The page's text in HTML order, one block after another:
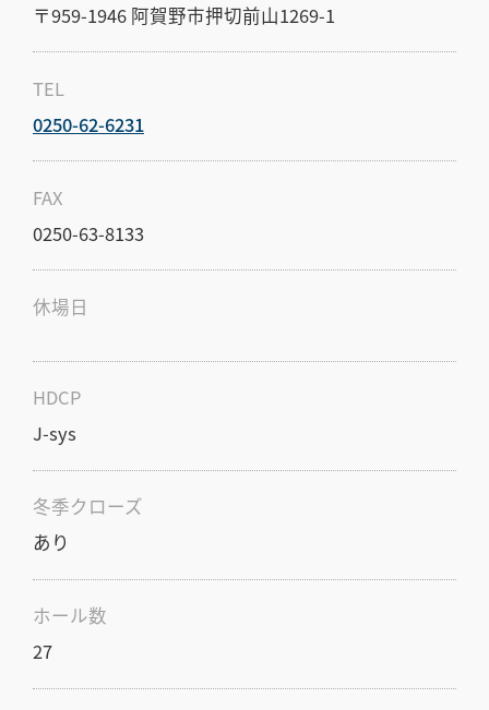
〒959-1946 阿賀野市押切前山1269-1
TEL
0250-62-6231
FAX
0250-63-8133
休場日
HDCP
J-sys
冬季クローズ
あり
ホール数
27